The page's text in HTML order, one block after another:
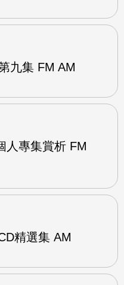
九集 FM AM
人專集賞析 FM
精選集 AM